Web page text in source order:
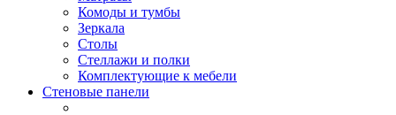
Комоды и тумбы
Зеркала
Столы
Стеллажи и полки
Комплектующие к мебели
Стеновые панели